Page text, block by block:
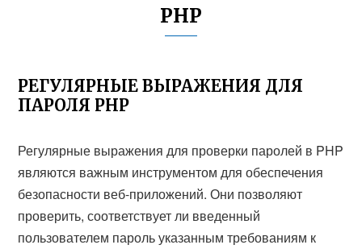
PHP
РЕГУЛЯРНЫЕ ВЫРАЖЕНИЯ ДЛЯ
ПАРОЛЯ PHP
Регулярные выражения для проверки паролей в PHP
являются важным инструментом для обеспечения
безопасности веб-приложений. Они позволяют
проверить, соответствует ли введенный
пользователем пароль указанным требованиям к